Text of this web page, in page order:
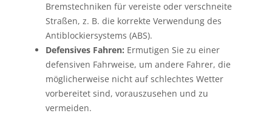
Bremstechniken für vereiste oder verschneite
Straßen, z. B. die korrekte Verwendung des
Antiblockiersystems (ABS).
Defensives Fahren: Ermutigen Sie zu einer
defensiven Fahrweise, um andere Fahrer, die
möglicherweise nicht auf schlechtes Wetter
vorbereitet sind, vorauszusehen und zu
vermeiden.